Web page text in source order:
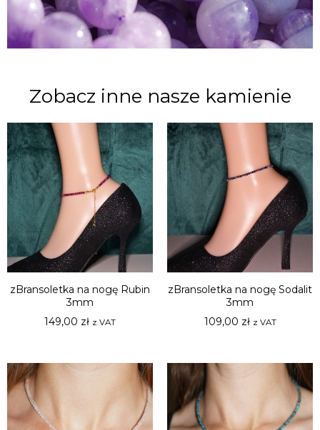
Zobacz inne nasze kamienie
zBransoletka na nogę Rubin
3mm
149,00 zł z VAT
zBransoletka na nogę Sodalit
3mm
109,00 zł z VAT